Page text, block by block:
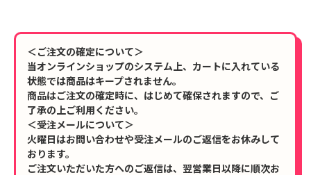
＜ご注文の確定について＞
当オンラインショップのシステム上、カートに入れている
状態では商品はキープされません。
商品はご注文の確定時に、はじめて確保されますので、ご
了承の上ご利用ください。
＜受注メールについて＞
火曜日はお問い合わせや受注メールのご返信をお休みして
おります。
ご注文いただいた方へのご返信は、翌営業日以降に順次お